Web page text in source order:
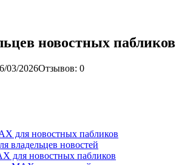
новостных пабликов
03/2026Отзывов: 0
для новостных пабликов
владельцев новостей
для новостных пабликов